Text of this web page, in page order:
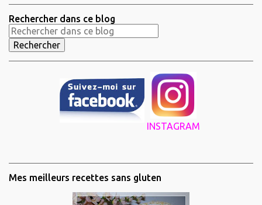
Rechercher dans ce blog
INSTAGRAM
Mes meilleurs recettes sans gluten